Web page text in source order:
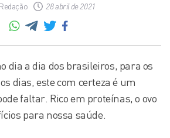
Redação 28 abril de 2021
dia a dia dos brasileiros, para os
dias, este com certeza é um
faltar. Rico em proteínas, o ovo
para nossa saúde.